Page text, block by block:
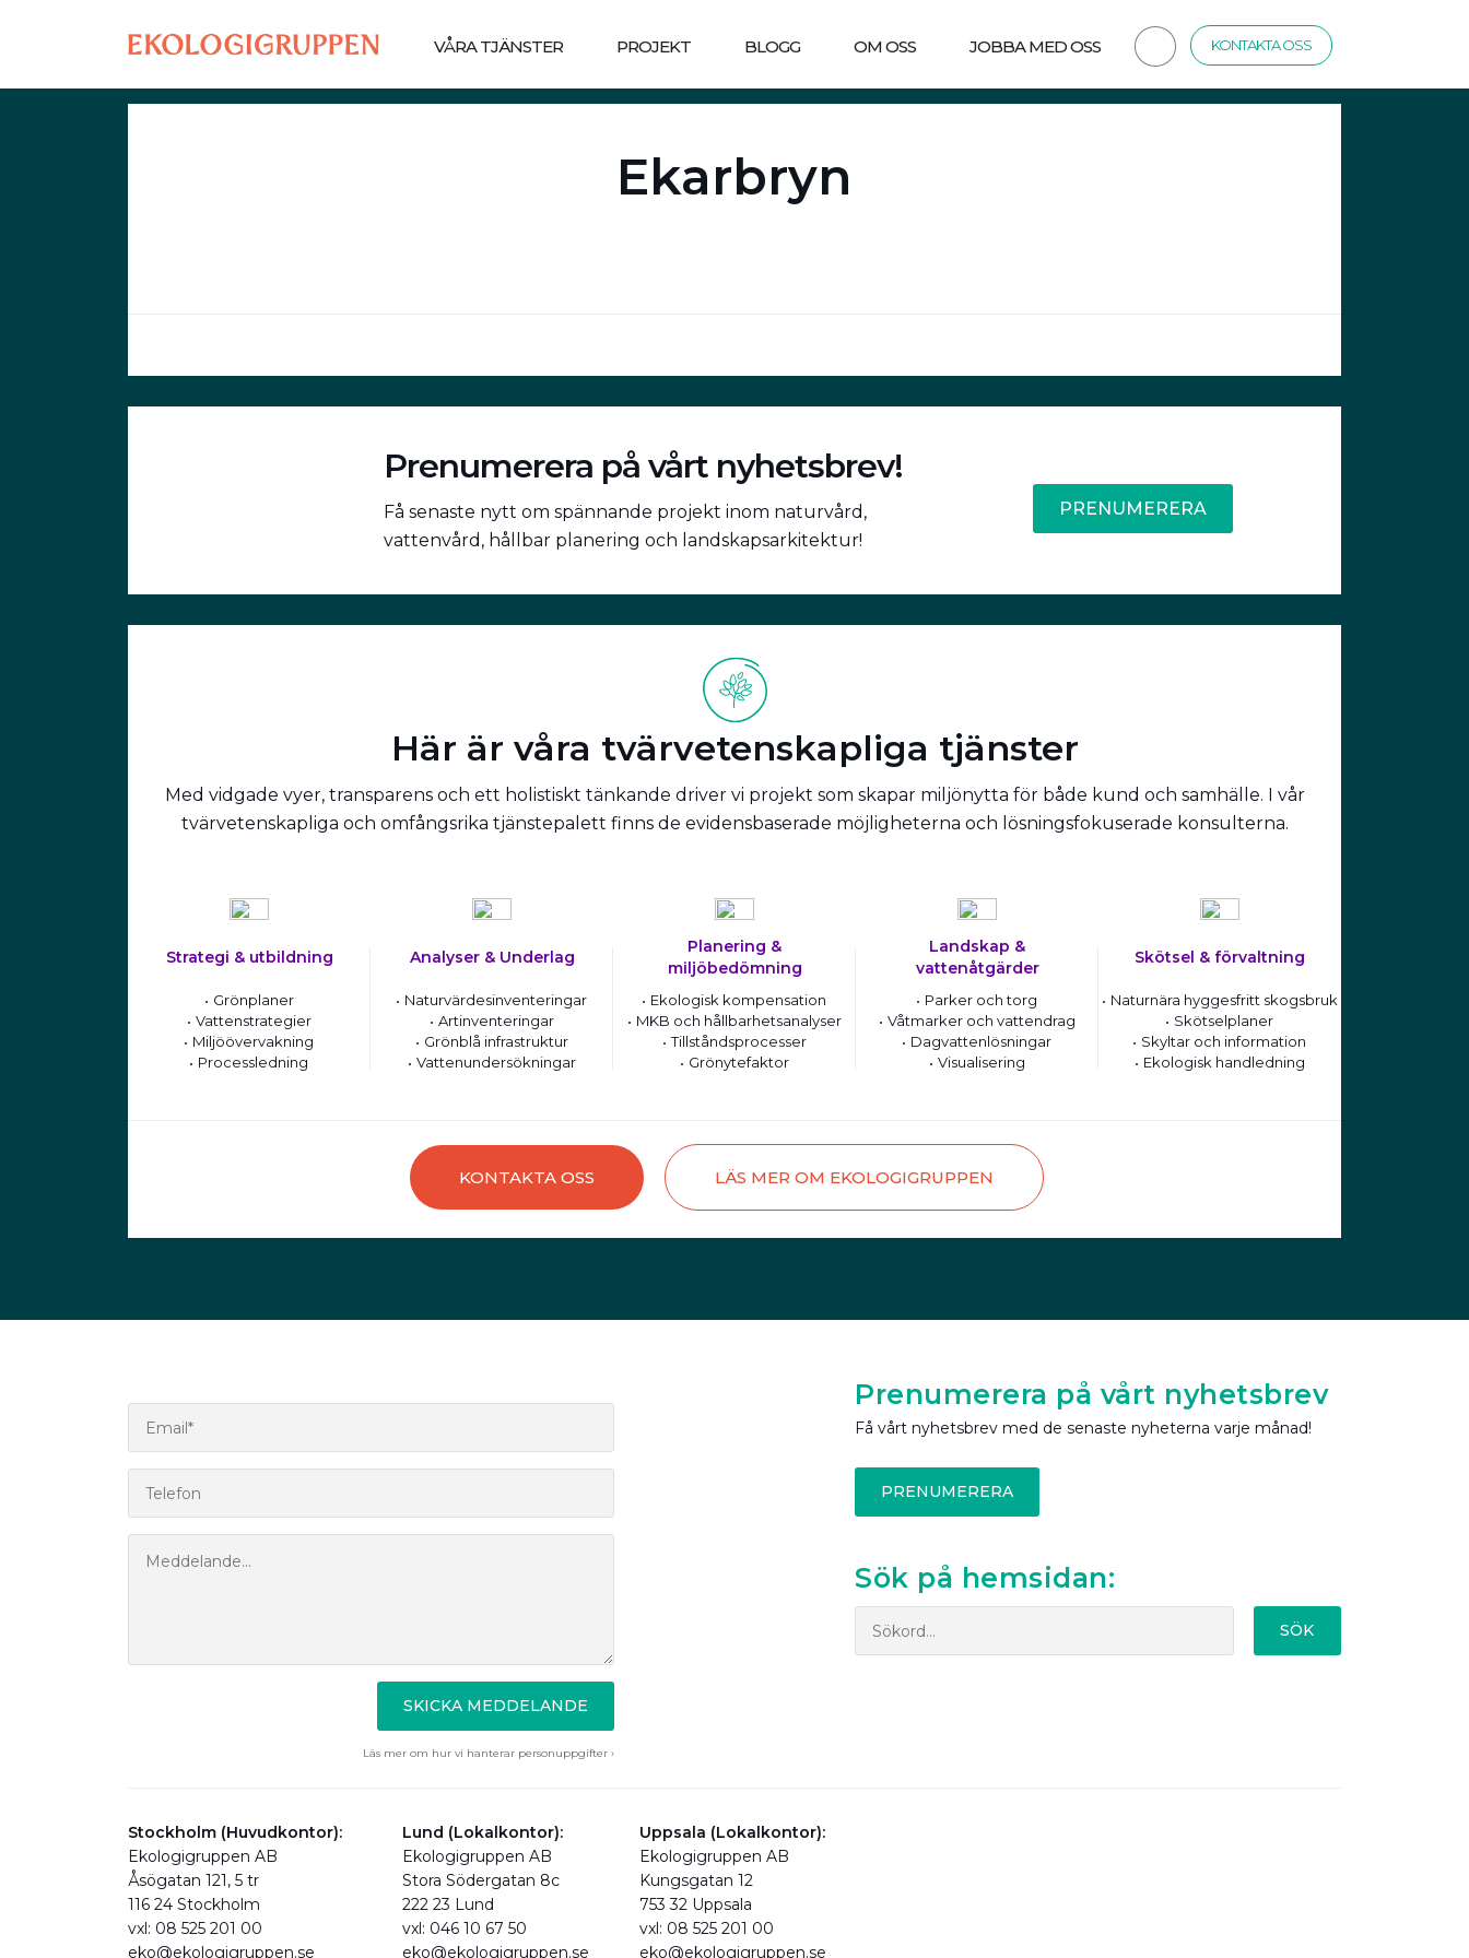
VÅRA TJÄNSTER PROJEKT BLOGG OM OSS JOBBA MED OSS KONTAKTA OSS
Ekarbryn
Prenumerera på vårt nyhetsbrev!
Få senaste nytt om spännande projekt inom naturvård,
vattenvård, hållbar planering och landskapsarkitektur!
PRENUMERERA
Här är våra tvärvetenskapliga tjänster
Med vidgade vyer, transparens och ett holistiskt tänkande driver vi projekt som skapar miljönytta för både kund och samhälle. I vår
tvärvetenskapliga och omfångsrika tjänstepalett finns de evidensbaserade möjligheterna och lösningsfokuserade konsulterna.
Strategi & utbildning
Grönplaner
Vattenstrategier
Miljöövervakning
Processledning
Analyser & Underlag
Naturvärdesinventeringar
Artinventeringar
Grönblå infrastruktur
Vattenundersökningar
Planering &
miljöbedömning
Ekologisk kompensation
MKB och hållbarhetsanalyser
Tillståndsprocesser
Grönytefaktor
Landskap &
vattenåtgärder
Parker och torg
Våtmarker och vattendrag
Dagvattenlösningar
Visualisering
Skötsel & förvaltning
Naturnära hyggesfritt skogsbruk
Skötselplaner
Skyltar och information
Ekologisk handledning
KONTAKTA OSS LÄS MER OM EKOLOGIGRUPPEN
SKICKA MEDDELANDE
Läs mer om hur vi hanterar personuppgifter ›
Prenumerera på vårt nyhetsbrev
Få vårt nyhetsbrev med de senaste nyheterna varje månad!
PRENUMERERA
Sök på hemsidan:
SÖK
Stockholm (Huvudkontor):
Ekologigruppen AB
Åsögatan 121, 5 tr
116 24 Stockholm
vxl: 08 525 201 00
eko@ekologigruppen.se
Lund (Lokalkontor):
Ekologigruppen AB
Stora Södergatan 8c
222 23 Lund
vxl: 046 10 67 50
eko@ekologigruppen.se
Uppsala (Lokalkontor):
Ekologigruppen AB
Kungsgatan 12
753 32 Uppsala
vxl: 08 525 201 00
eko@ekologigruppen.se